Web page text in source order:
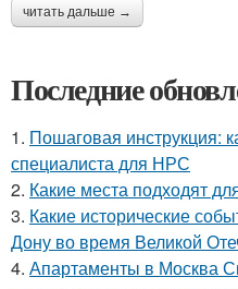
читать дальше →
Последние
1. Пошаговая инструкция:
специалиста для НРС
2. Какие места подходят
3. Какие исторические
Дону во время Великой
4. Апартаменты в Москва